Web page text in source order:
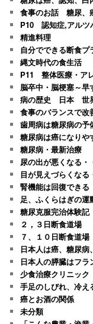
食事のお話 糖尿、
P10 認知症,アルツ
精進料理
自分でできる断食プ
縄文時代の食生活
P11 整体医療・ア
脳卒中・脳梗塞～早
病の歴史 日本 世
食事のバランスで改
歯周病は糖尿病の予
糖尿病は癌になりや
糖尿病・最新治療
尿の出が悪くなる・
目が見えづらくなる
腎機能は回復できる
足、ふくらはぎの
糖尿克服完治体験記
２，３日断食道場
７、１０日断食道場
日本人は癌、糖尿
日本人の膵臓はフラ
少食治療クリニック
手足のしびれ、冷え
癌とお酒の関係
未分類